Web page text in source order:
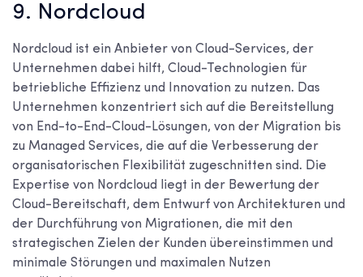
9. Nordcloud
Nordcloud ist ein Anbieter von Cloud-Services, der
Unternehmen dabei hilft, Cloud-Technologien für
betriebliche Effizienz und Innovation zu nutzen. Das
Unternehmen konzentriert sich auf die Bereitstellung
von End-to-End-Cloud-Lösungen, von der Migration bis
zu Managed Services, die auf die Verbesserung der
organisatorischen Flexibilität zugeschnitten sind. Die
Expertise von Nordcloud liegt in der Bewertung der
Cloud-Bereitschaft, dem Entwurf von Architekturen und
der Durchführung von Migrationen, die mit den
strategischen Zielen der Kunden übereinstimmen und
minimale Störungen und maximalen Nutzen